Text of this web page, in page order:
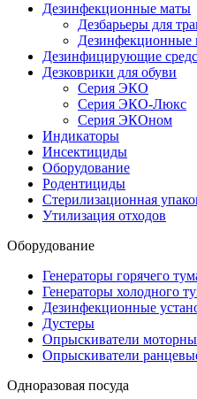
Дезинфекционные маты
Дезбарьеры для
Дезинфекционные
Дезинфицирующие
Дезковрики для обуви
Серия ЭКО
Серия ЭКО-Люкс
Серия ЭКОном
Индикаторы
Инсектициды
Оборудование
Родентициды
Стерилизационная
Утилизация отходов
Оборудование
Генераторы горячего
Генераторы холодного
Дезинфекционные
Дустеры
Опрыскиватели
Опрыскиватели
Одноразовая посуда